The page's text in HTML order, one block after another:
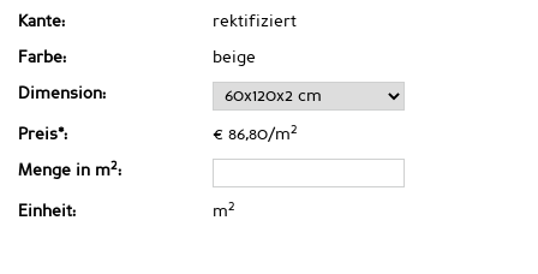
Kante: rektifiziert
Farbe: beige
Dimension:
Preis*: € 86,80/m2
Menge in m2:
Einheit: m2